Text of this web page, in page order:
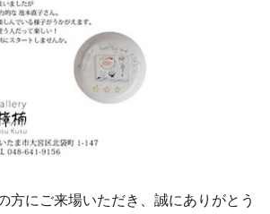
方にご来場いただき、誠にありがとう